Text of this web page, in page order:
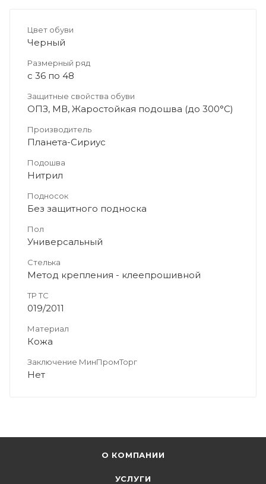
Цвет обуви
Черный
Размерный ряд
с 36 по 48
Защитные свойства обуви
ОПЗ, МВ, Жаростойкая подошва (до 300°С)
Производитель
Планета-Сириус
Подошва
Нитрил
Подносок
Без защитного подноска
Пол
Универсальный
Стелька
Метод крепления - клеепрошивной
ТР ТС
019/2011
Материал
Кожа
Заключение МинПромТорг
Нет
О КОМПАНИИ
УСЛУГИ